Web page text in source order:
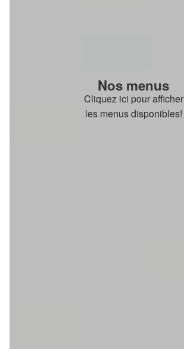
Nos menus
Cliquez ici pour afficher
les menus disponibles!